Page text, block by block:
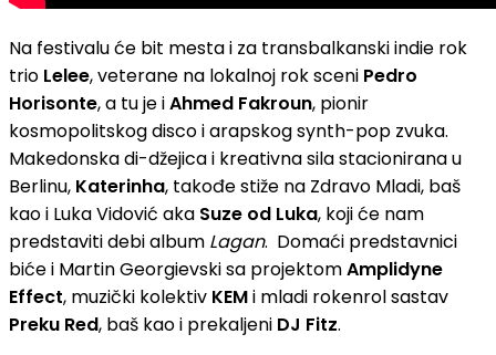
Na festivalu će bit mesta i za transbalkanski indie rok
trio Lelee, veterane na lokalnoj rok sceni Pedro
Horisonte, a tu je iAhmed Fakroun, pionir
kosmopolitskog disco i arapskog synth-pop zvuka.
Makedonska di-džejica i kreativna sila stacionirana u
Berlinu, Katerinha, takođe stiže na Zdravo Mladi, baš
kao i Luka Vidović aka Suze od Luka, koji će nam
predstaviti debi album Lagan. Domaći predstavnici
biće i Martin Georgievski sa projektomAmplidyne
Effect, muzički kolektiv KEMi mladi rokenrol sastav
Preku Red, baš kao i prekaljeni DJ Fitz.